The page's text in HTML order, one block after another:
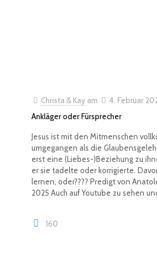
Christa & Kay am
4. Februar
Ankläger oder Fürsprecher
Jesus ist mit den Mitmenschen
umgegangen als die
erst eine (Liebes-)Beziehung zu
er sie tadelte oder korrigierte.
lernen, oder???? Predigt von
2025 Auch auf Youtube zu sehen
160